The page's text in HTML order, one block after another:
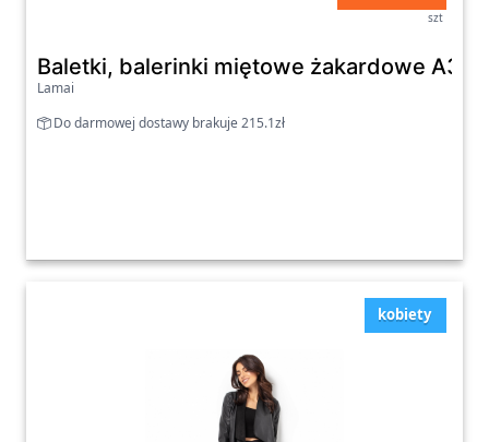
szt
Baletki, balerinki miętowe żakardowe A338
Lamai
Do darmowej dostawy brakuje 215.1zł
kobiety